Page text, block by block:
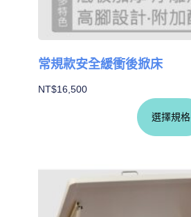
常規款安全緩衝後掀床
NT$16,500
選擇規格